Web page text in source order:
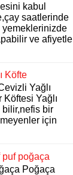
kabul
saatlerinde
yemeklerinizde
ve afiyetle
Köfte
Yağlı
Köftesi Yağlı
bilir,nefis bir
için
puf poğaça
Poğaça